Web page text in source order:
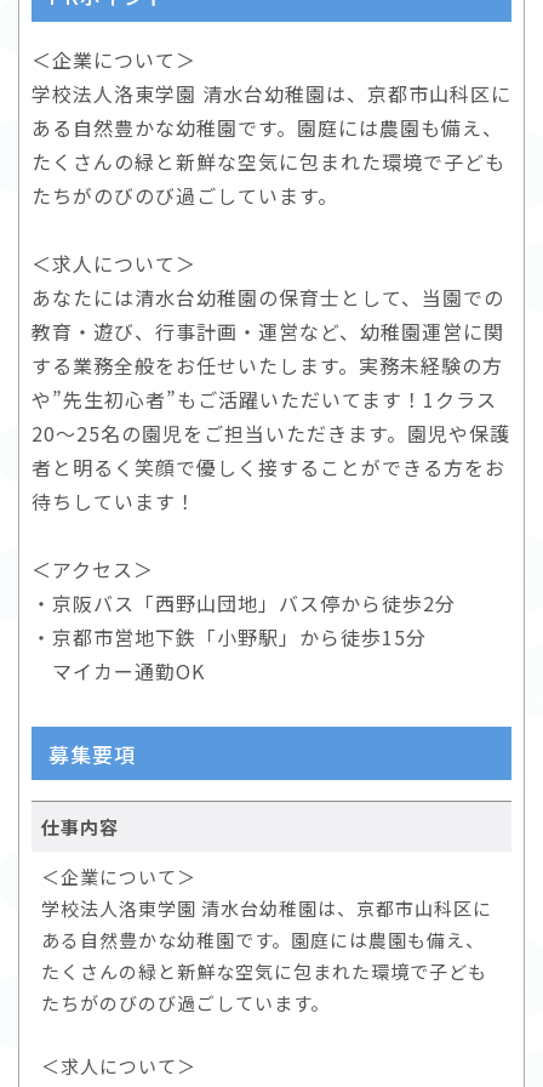
＜企業について＞
学校法人洛東学園 清水台幼稚園は、京都市山科区に
ある自然豊かな幼稚園です。園庭には農園も備え、
たくさんの緑と新鮮な空気に包まれた環境で子ども
たちがのびのび過ごしています。
＜求人について＞
あなたには清水台幼稚園の保育士として、当園での
教育・遊び、行事計画・運営など、幼稚園運営に関
する業務全般をお任せいたします。実務未経験の方
や”先生初心者”もご活躍いただいてます！1クラス
20～25名の園児をご担当いただきます。園児や保護
者と明るく笑顔で優しく接することができる方をお
待ちしています！
＜アクセス＞
・京阪バス「西野山団地」バス停から徒歩2分
・京都市営地下鉄「小野駅」から徒歩15分
マイカー通勤OK
募集要項
仕事内容
＜企業について＞
学校法人洛東学園 清水台幼稚園は、京都市山科区に
ある自然豊かな幼稚園です。園庭には農園も備え、
たくさんの緑と新鮮な空気に包まれた環境で子ども
たちがのびのび過ごしています。
＜求人について＞